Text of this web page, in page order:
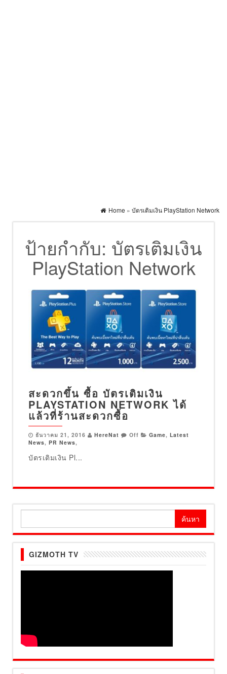
Home » บัตรเติมเงิน PlayStation Network
ป้ายกำกับ: บัตรเติมเงิน
PlayStation Network
สะดวกขึ้น ซื้อ บัตรเติมเงิน
PLAYSTATION NETWORK ได้
แล้วที่ร้านสะดวกซื้อ
ธันวาคม 21, 2016 HereNat Off Game, Latest
News, PR News,
บัตรเติมเงิน Pl...
GIZMOTH TV